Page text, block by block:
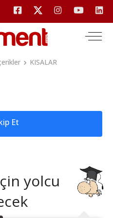
KISALAR
Et
yolcu